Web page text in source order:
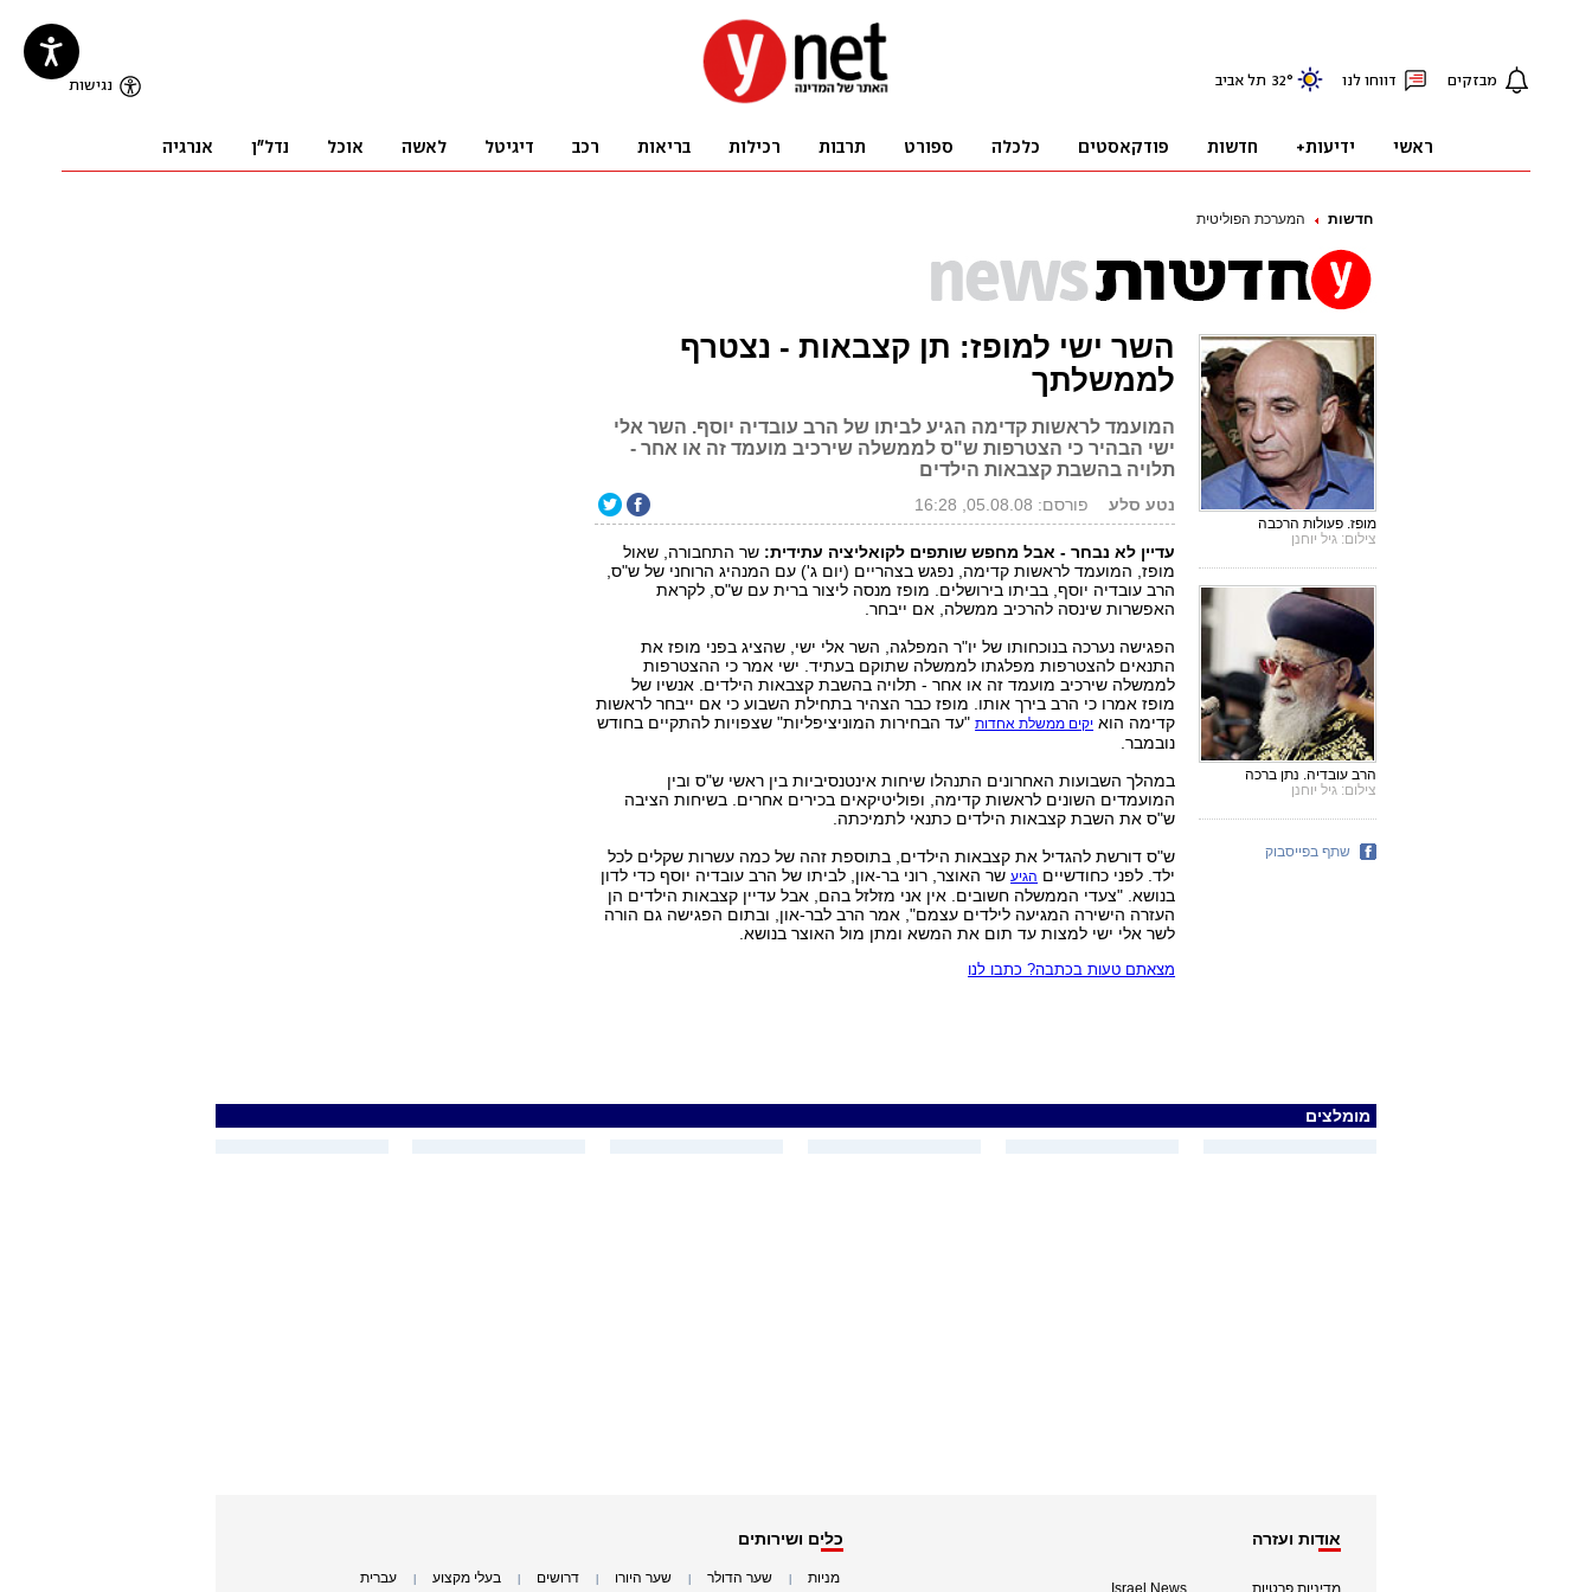
חדשות המערכת הפוליטית
השר ישי למופז: תן קצבאות - נצטרף
לממשלתך
המועמד לראשות קדימה הגיע לביתו של הרב עובדיה יוסף. השר אלי
ישי הבהיר כי הצטרפות ש"ס לממשלה שירכיב מועמד זה או אחר -
תלויה בהשבת קצבאות הילדים
נטע סלע פורסם: 05.08.08, 16:28
עדיין לא נבחר - אבל מחפש שותפים לקואליציה עתידית: שר התחבורה, שאול
מופז, המועמד לראשות קדימה, נפגש בצהריים (יום ג') עם המנהיג הרוחני של ש"ס,
הרב עובדיה יוסף, בביתו בירושלים. מופז מנסה ליצור ברית עם ש"ס, לקראת
האפשרות שינסה להרכיב ממשלה, אם ייבחר.
הפגישה נערכה בנוכחותו של יו"ר המפלגה, השר אלי ישי, שהציג בפני מופז את
התנאים להצטרפות מפלגתו לממשלה שתוקם בעתיד. ישי אמר כי ההצטרפות
לממשלה שירכיב מועמד זה או אחר - תלויה בהשבת קצבאות הילדים. אנשיו של
מופז אמרו כי הרב בירך אותו. מופז כבר הצהיר בתחילת השבוע כי אם ייבחר לראשות
קדימה הוא יקים ממשלת אחדות"עד הבחירות המוניציפליות" שצפויות להתקיים בחודש
נובמבר.
במהלך השבועות האחרונים התנהלו שיחות אינטנסיביות בין ראשי ש"ס ובין
המועמדים השונים לראשות קדימה, ופוליטיקאים בכירים אחרים. בשיחות הציבה
ש"ס את השבת קצבאות הילדים כתנאי לתמיכתה.
ש"ס דורשת להגדיל את קצבאות הילדים, בתוספת זהה של כמה עשרות שקלים לכל
ילד. לפני כחודשיים הגיעשר האוצר, רוני בר-און, לביתו של הרב עובדיה יוסף כדי לדון
בנושא. "צעדי הממשלה חשובים. אין אני מזלזל בהם, אבל עדיין קצבאות הילדים הן
העזרה הישירה המגיעה לילדים עצמם", אמר הרב לבר-און, ובתום הפגישה גם הורה
לשר אלי ישי למצות עד תום את המשא ומתן מול האוצר בנושא.
מצאתם טעות בכתבה? כתבו לנו
מופז. פעולות הרכבה
צילום: גיל יוחנן
הרב עובדיה. נתן ברכה
צילום: גיל יוחנן
שתף בפייסבוק
מומלצים
אודות ועזרה כלים ושירותים
מניות שער הדולר שער היורו דרושים בעלי מקצוע עברית